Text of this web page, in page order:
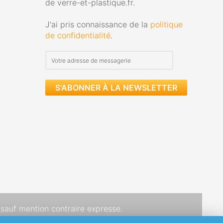
de verre-et-plastique.fr.
J'ai pris connaissance de la politique
de confidentialité.
S'ABONNER À LA NEWSLETTER
mention contraire expresse.